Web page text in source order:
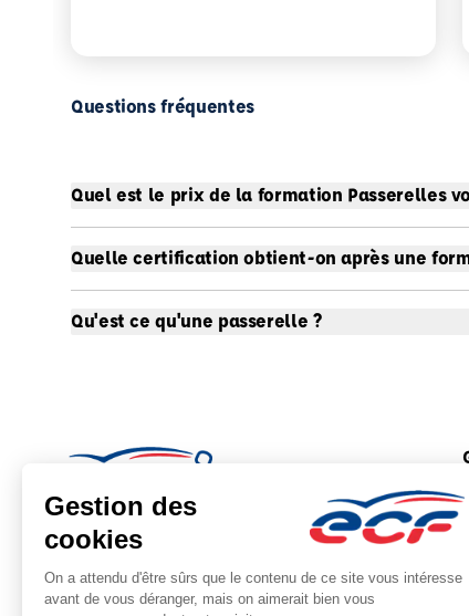
Questions fréquentes
Quel est le prix de la formation Passerelles
Quelle certification obtient-on après une
Qu'est ce qu'une passerelle ?